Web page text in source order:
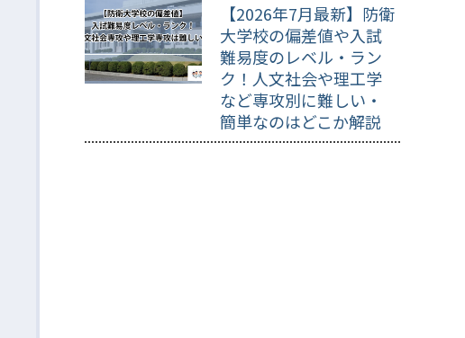
【2026年7月最新】防衛
大学校の偏差値や入試
難易度のレベル・ラン
ク！人文社会や理工学
など専攻別に難しい・
簡単なのはどこか解説